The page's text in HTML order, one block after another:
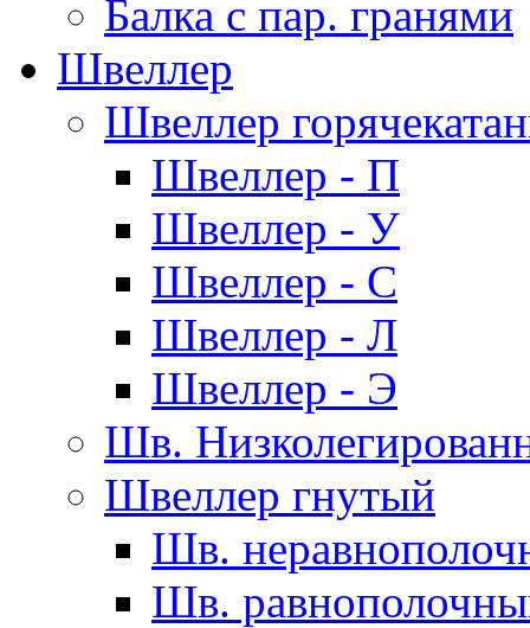
Балка с пар. гранями
Швеллер
Швеллер
Швеллер - П
Швеллер - У
Швеллер - С
Швеллер - Л
Швеллер - Э
Шв.
Швеллер гнутый
Шв.
Шв.